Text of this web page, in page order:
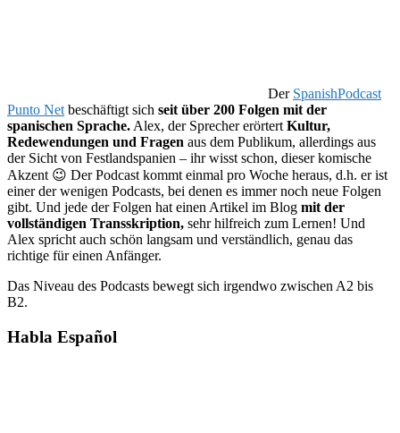
Der SpanishPodcast
Punto Net beschäftigt sich seit über 200 Folgen mit der
spanischen Sprache. Alex, der Sprecher erörtert Kultur,
Redewendungen und Fragen aus dem Publikum, allerdings aus
der Sicht von Festlandspanien – ihr wisst schon, dieser komische
Akzent 😉 Der Podcast kommt einmal pro Woche heraus, d.h. er ist
einer der wenigen Podcasts, bei denen es immer noch neue Folgen
gibt. Und jede der Folgen hat einen Artikel im Blog mit der
vollständigen Transskription, sehr hilfreich zum Lernen! Und
Alex spricht auch schön langsam und verständlich, genau das
richtige für einen Anfänger.
Das Niveau des Podcasts bewegt sich irgendwo zwischen A2 bis
B2.
Habla Español